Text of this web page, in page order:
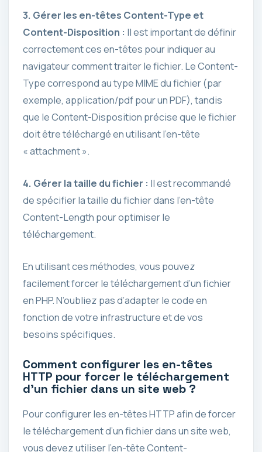
3. Gérer les en-têtes Content-Type et
Content-Disposition : Il est important de définir
correctement ces en-têtes pour indiquer au
navigateur comment traiter le fichier. Le Content-
Type correspond au type MIME du fichier (par
exemple, application/pdf pour un PDF), tandis
que le Content-Disposition précise que le fichier
doit être téléchargé en utilisant l’en-tête
« attachment ».
4. Gérer la taille du fichier : Il est recommandé
de spécifier la taille du fichier dans l’en-tête
Content-Length pour optimiser le
téléchargement.
En utilisant ces méthodes, vous pouvez
facilement forcer le téléchargement d’un fichier
en PHP. N’oubliez pas d’adapter le code en
fonction de votre infrastructure et de vos
besoins spécifiques.
Comment configurer les en-têtes
HTTP pour forcer le téléchargement
d’un fichier dans un site web ?
Pour configurer les en-têtes HTTP afin de forcer
le téléchargement d’un fichier dans un site web,
vous devez utiliser l’en-tête Content-